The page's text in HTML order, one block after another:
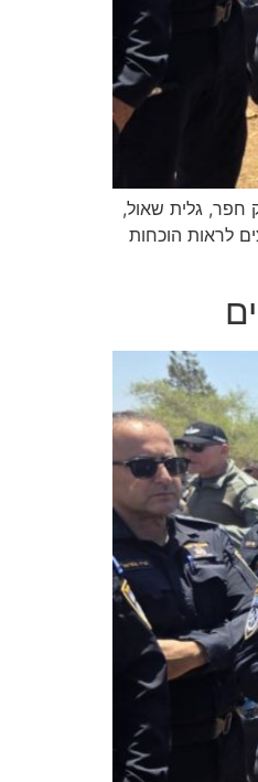
חפר, גלית שאול,
לראות הוכחות